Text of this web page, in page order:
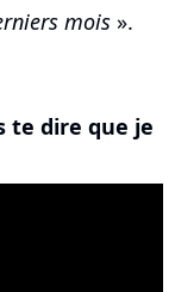
mois ».
te dire que je